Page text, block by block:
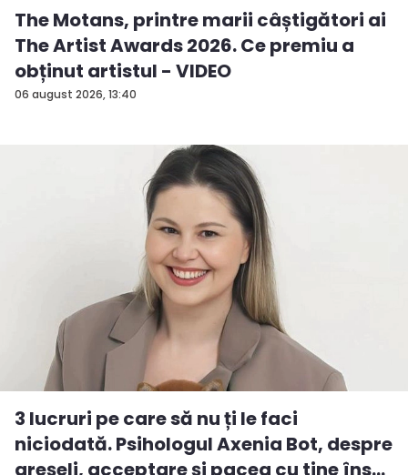
06 august 2026, 13:40
The Motans, printre marii câștigători ai
The Artist Awards 2026. Ce premiu a
obținut artistul - VIDEO
3 lucruri pe care să nu ți le faci
niciodată. Psihologul Axenia Bot, despre
greșeli, acceptare și pacea cu tine îns...